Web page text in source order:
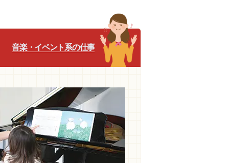
音楽・イベント系の仕事